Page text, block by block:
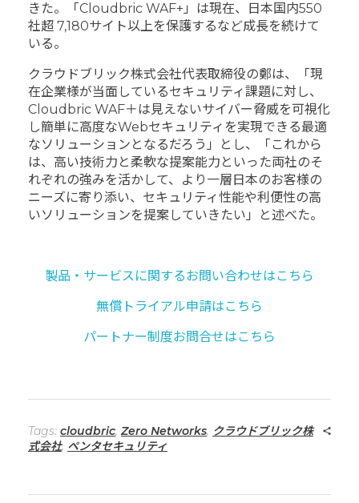
きた。「Cloudbric WAF+」は現在、日本国内550
社超 7,180サイト以上を保護するなど成長を続けて
いる。
クラウドブリック株式会社代表取締役の鄭は、「現
在企業様が当面しているセキュリティ課題に対し、
Cloudbric WAF＋は見えないサイバー脅威を可視化
し簡単に高度なWebセキュリティを実現できる最適
なソリューションとなるだろう」とし、「これから
は、高い技術力と柔軟な提案能力といった両社のそ
れぞれの強みを活かして、より一層日本のお客様の
ニーズに寄り添い、セキュリティ性能や利便性の高
いソリューションを提案していきたい」と述べた。
製品・サービスに関するお問い合わせはこちら
無償トライアル申請はこちら
パートナー制度お問合せはこちら
Tags: cloudbric, Zero Networks, クラウドブリック株
式会社, ペンタセキュリティ